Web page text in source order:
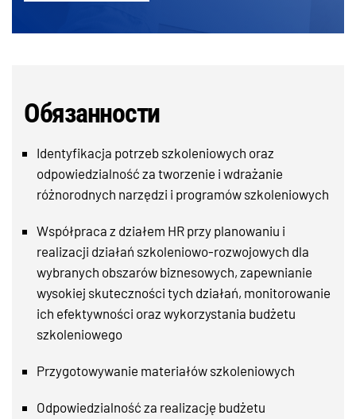
Обязанности
Identyfikacja potrzeb szkoleniowych oraz
odpowiedzialność za tworzenie i wdrażanie
różnorodnych narzędzi i programów szkoleniowych
Współpraca z działem HR przy planowaniu i
realizacji działań szkoleniowo-rozwojowych dla
wybranych obszarów biznesowych, zapewnianie
wysokiej skuteczności tych działań, monitorowanie
ich efektywności oraz wykorzystania budżetu
szkoleniowego
Przygotowywanie materiałów szkoleniowych
Odpowiedzialność za realizację budżetu